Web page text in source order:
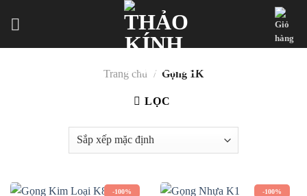
Trang chủ / Gọng 1K
LỌC
-100% -100%